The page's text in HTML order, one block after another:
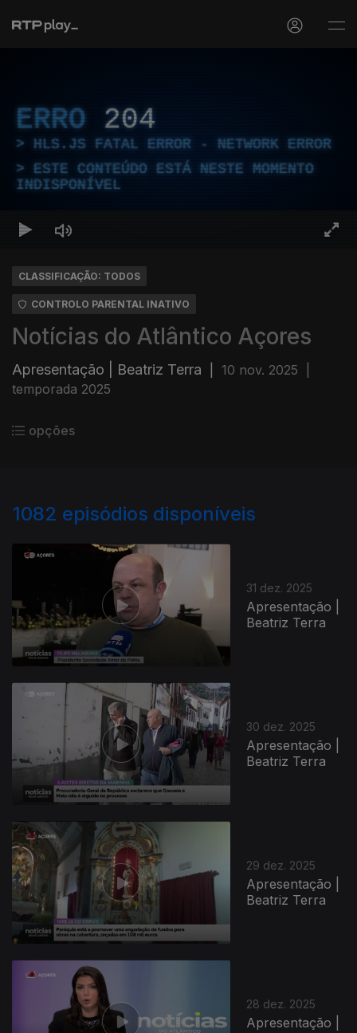
ERRO 204
HLS.JS FATAL ERROR - NETWORK ERROR
ESTE CONTEÚDO ESTÁ NESTE MOMENTO
INDISPONÍVEL
CLASSIFICAÇÃO: TODOS
CONTROLO PARENTAL INATIVO
Notícias do Atlântico Açores
Apresentação | Beatriz Terra 10 nov. 2025
temporada 2025
opções
1082 episódios disponíveis
31 dez. 2025
Apresentação |
Beatriz Terra
30 dez. 2025
Apresentação |
Beatriz Terra
29 dez. 2025
Apresentação |
Beatriz Terra
28 dez. 2025
Apresentação |